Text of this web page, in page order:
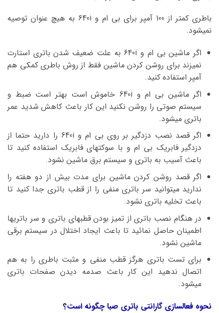
باطری کمتر از 100 آمپر برای بی ام و 640i به هیچ عنوان توصیه
نمیشود.
اگر ماشین بی ام و 640i به علت ضعیف شدن باتری استارت
نمیزند برای روشن کردن ماشین فقط از روش باطری کمکی هم
آمپر استفاده کنید.
اگر ماشین بی ام و 640i خاموش است بهتر است ضبط و
سیستم صوتی را روشن نکنید این کار باعث کاهش شدید عمر
باتری میشود.
اگر قصد نصب دزدگیر بر روی بی ام و 640i را دارید حتما از
دزدگیر فابریک بی ام و با سوکتهای فابریک استفاده کنید تا
باعث آسیب به باتری و سیستم برق ماشین نشود.
اگر قصد روشن کردن ماشین برای مدت بیش از دو هفته را
ندارید میتوانید سر باتری منفی را از قطب باتری جدا کنید تا
باعث تخلیه باتری نشود.
در هنگام نصب باتری از تمیز بودن قطبهای باتری و سر باتریها
اطمینان حاصل نمائید تا باعث ایجاد اختلال در سیستم برقی
ماشین نشود.
برای تست باتری هرگز قطب منفی و مثبت باطری را به هم
اتصال ندهید این کار باعث صدمه دیدن صفحات باتری
میشود.
نحوه فعالسازی گارانتی باتری صبا چگونه است؟